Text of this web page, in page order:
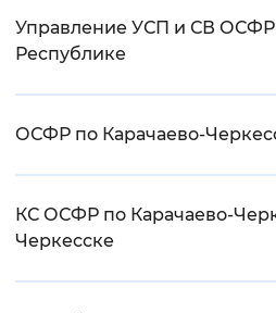
Управление УСП и СВ ОСФР
Республике
ОСФР по Карачаево-
КС ОСФР по Карачаево-
Черкесске